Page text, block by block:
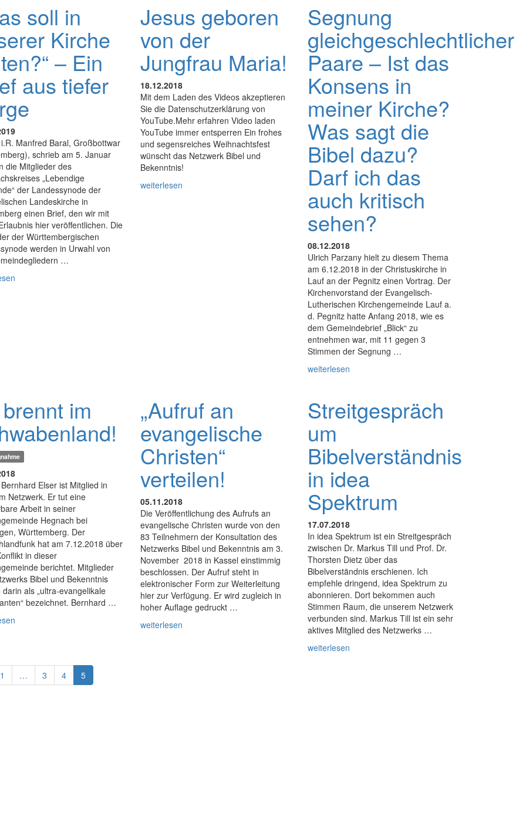
soll in
Kirche
– Ein
aus tiefer
Manfred Baral, Großbottwar
schrieb am 5. Januar
die Mitglieder des
„Lebendige
der Landessynode der
Landeskirche in
einen Brief, den wir mit
hier veröffentlichen. Die
der Württembergischen
werden in Urwahl von
…
Jesus geboren
von der
Jungfrau Maria!
18.12.2018
Mit dem Laden des Videos akzeptieren
Sie die Datenschutzerklärung von
YouTube.Mehr erfahren Video laden
YouTube immer entsperren Ein frohes
und segensreiches Weihnachtsfest
wünscht das Netzwerk Bibel und
Bekenntnis!
weiterlesen
Segnung
gleichgeschlechtlicher
Paare – Ist das
Konsens in
meiner Kirche?
Was sagt die
Bibel dazu?
Darf ich das
auch kritisch
sehen?
08.12.2018
Ulrich Parzany hielt zu diesem Thema
am 6.12.2018 in der Christuskirche in
Lauf an der Pegnitz einen Vortrag. Der
Kirchenvorstand der Evangelisch-
Lutherischen Kirchengemeinde Lauf a.
d. Pegnitz hatte Anfang 2018, wie es
dem Gemeindebrief „Blick“ zu
entnehmen war, mit 11 gegen 3
Stimmen der Segnung …
weiterlesen
im
Elser ist Mitglied in
Netzwerk. Er tut eine
Arbeit in seiner
Hegnach bei
Württemberg. Der
hat am 7.12.2018 über
in dieser
berichtet. Mitglieder
Bibel und Bekenntnis
als „ultra-evangelikale
bezeichnet. Bernhard …
„Aufruf an
evangelische
Christen“
verteilen!
05.11.2018
Die Veröffentlichung des Aufrufs an
evangelische Christen wurde von den
83 Teilnehmern der Konsultation des
Netzwerks Bibel und Bekenntnis am 3.
November 2018 in Kassel einstimmig
beschlossen. Der Aufruf steht in
elektronischer Form zur Weiterleitung
hier zur Verfügung. Er wird zugleich in
hoher Auflage gedruckt …
weiterlesen
Streitgespräch
um
Bibelverständnis
in idea
Spektrum
17.07.2018
In idea Spektrum ist ein Streitgespräch
zwischen Dr. Markus Till und Prof. Dr.
Thorsten Dietz über das
Bibelverständnis erschienen. Ich
empfehle dringend, idea Spektrum zu
abonnieren. Dort bekommen auch
Stimmen Raum, die unserem Netzwerk
verbunden sind. Markus Till ist ein sehr
aktives Mitglied des Netzwerks …
weiterlesen
1 … 3 4 5